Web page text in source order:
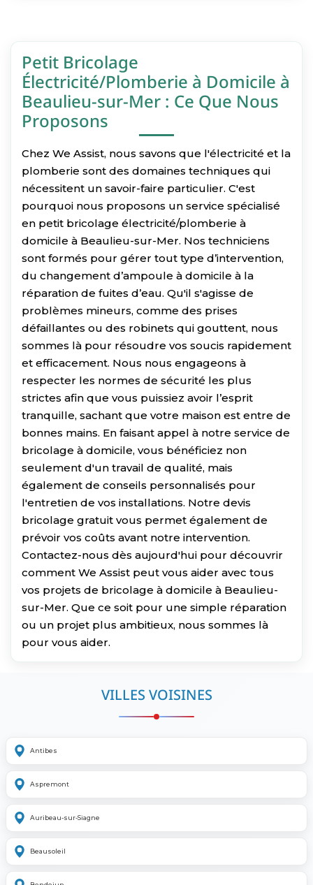
Petit Bricolage
Électricité/Plomberie à Domicile à
Beaulieu-sur-Mer : Ce Que Nous
Proposons
Chez We Assist, nous savons que l'électricité et la
plomberie sont des domaines techniques qui
nécessitent un savoir-faire particulier. C'est
pourquoi nous proposons un service spécialisé
en petit bricolage électricité/plomberie à
domicile à Beaulieu-sur-Mer. Nos techniciens
sont formés pour gérer tout type d’intervention,
du changement d’ampoule à domicile à la
réparation de fuites d’eau. Qu'il s'agisse de
problèmes mineurs, comme des prises
défaillantes ou des robinets qui gouttent, nous
sommes là pour résoudre vos soucis rapidement
et efficacement. Nous nous engageons à
respecter les normes de sécurité les plus
strictes afin que vous puissiez avoir l’esprit
tranquille, sachant que votre maison est entre de
bonnes mains. En faisant appel à notre service de
bricolage à domicile, vous bénéficiez non
seulement d'un travail de qualité, mais
également de conseils personnalisés pour
l'entretien de vos installations. Notre devis
bricolage gratuit vous permet également de
prévoir vos coûts avant notre intervention.
Contactez-nous dès aujourd'hui pour découvrir
comment We Assist peut vous aider avec tous
vos projets de bricolage à domicile à Beaulieu-
sur-Mer. Que ce soit pour une simple réparation
ou un projet plus ambitieux, nous sommes là
pour vous aider.
VILLES VOISINES
Antibes
Aspremont
Auribeau-sur-Siagne
Beausoleil